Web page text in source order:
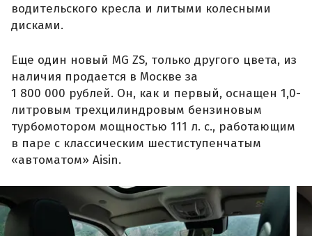
водительского кресла и литыми колесными
дисками.
Еще один новый MG ZS, только другого цвета, из
наличия продается в Москве за
1 800 000 рублей. Он, как и первый, оснащен 1,0-
литровым трехцилиндровым бензиновым
турбомотором мощностью 111 л. с., работающим
в паре с классическим шестиступенчатым
«автоматом» Aisin.